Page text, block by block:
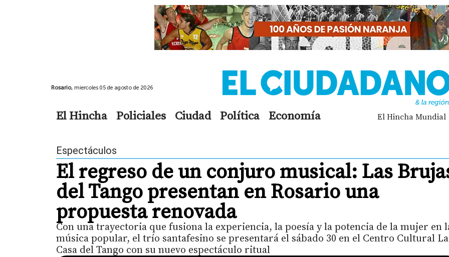
Rosario, miercoles 05 de agosto de 2026
El Hincha Policiales Ciudad Política Economía El Hincha Mundial
Espectáculos
El regreso de un conjuro musical: Las
del Tango presentan en Rosario una
propuesta renovada
Con una trayectoria que fusiona la experiencia, la poesía y la potencia de la mujer en
música popular, el trío santafesino se presentará el sábado 30 en el Centro Cultural La
Casa del Tango con su nuevo espectáculo ritual